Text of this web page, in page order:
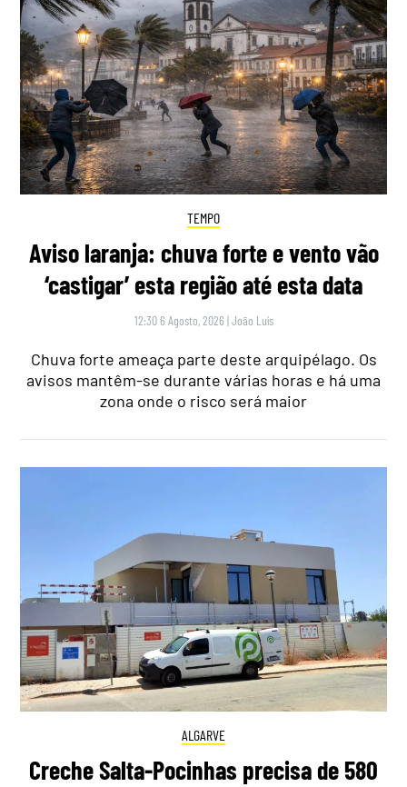
TEMPO
Aviso laranja: chuva forte e vento vão
‘castigar’ esta região até esta data
12:30 6 Agosto, 2026 |João Luís
Chuva forte ameaça parte deste arquipélago. Os
avisos mantêm-se durante várias horas e há uma
zona onde o risco será maior
ALGARVE
Creche Salta-Pocinhas precisa de 580